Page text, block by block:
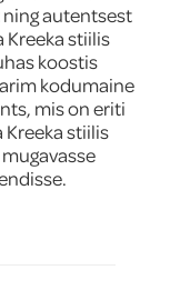
autentsest
Kreeka stiilis
koostis
kodumaine
mis on eriti
stiilis